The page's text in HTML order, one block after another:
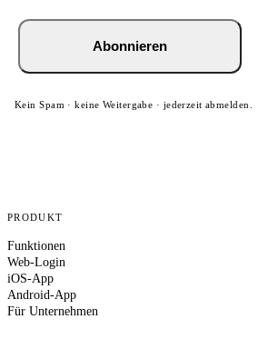
Abonnieren
Kein Spam · keine Weitergabe · jederzeit abmelden.
PRODUKT
Funktionen
Web-Login
iOS-App
Android-App
Für Unternehmen